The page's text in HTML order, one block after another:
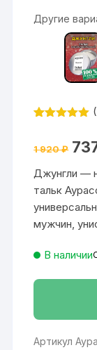
Другие
на основе
пользовател
ей
(
1 920₽ цена
1
920
Джунгли —
тальк
мужчин,
В наличии
Артикул